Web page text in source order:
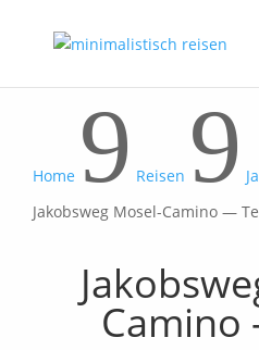
Home 9 Reisen 9
Jakobsweg Mosel-Camino —